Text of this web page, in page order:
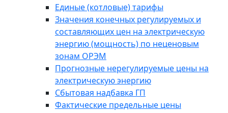
Единые (котловые) тарифы
Значения конечных регулируемых и
составляющих цен на электрическую
энергию (мощность) по неценовым
зонам ОРЭМ
Прогнозные нерегулируемые цены на
электрическую энергию
Сбытовая надбавка ГП
Фактические предельные цены